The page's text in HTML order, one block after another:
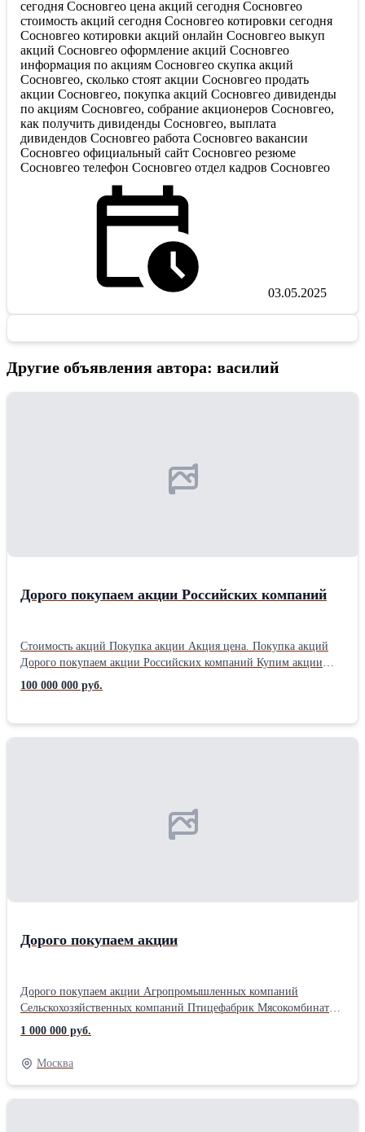
сегодня Сосновгео цена акций сегодня Сосновгео
стоимость акций сегодня Сосновгео котировки сегодня
Сосновгео котировки акций онлайн Сосновгео выкуп
акций Сосновгео оформление акций Сосновгео
информация по акциям Сосновгео скупка акций
Сосновгео, сколько стоят акции Сосновгео продать
акции Сосновгео, покупка акций Сосновгео дивиденды
по акциям Сосновгео, собрание акционеров Сосновгео,
как получить дивиденды Сосновгео, выплата
дивидендов Сосновгео работа Сосновгео вакансии
Сосновгео официальный сайт Сосновгео резюме
Сосновгео телефон Сосновгео отдел кадров Сосновгео
03.05.2025
Другие объявления автора: василий
Дорого покупаем акции Российских компаний
Стоимость акций Покупка акции Акция цена. Покупка акций
Дорого покупаем акции Российских компаний Купим акции
практически любого акционерного общества по всей территории
России. Покупаем акции мало ликвидных предприятий акции
осуществляем выезд к клиенту. Быстрый расчет, все расходы на
100 000 000 руб.
Дорого покупаем акции
Дорого покупаем акции Агропромышленных компаний
Сельскохозяйственных компаний Птицефабрик Мясокомбинатов
Молочных комбинатов Хлебозаводов Племзаводы Маслозаводы
Купим акции колхозов, совхозов. ОАО и ЗАО. Купим акции
любого акционерного общества. Покупаем акции по всей
России в любом городе. Для связи почта и телефон. Наш сайт
Центр-ИнвестКлуб Для быстрой связи почта и телефон Почта
1 000 000 руб.
Москва